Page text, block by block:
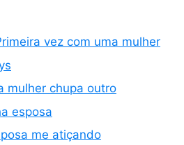
vez com uma mulher
mulher chupa outro
esposa
me atiçando